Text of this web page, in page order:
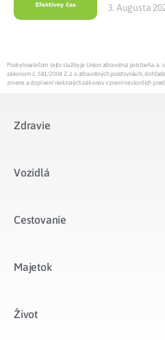
3. Augusta
Poskytovateľom tejto služby je Union zdravotná poisťovňa, a.
zákonom č. 581/2004 Z.z. o zdravotných poisťovniach,
zmene a doplnení niektorých zákonov v znení neskorších
Zdravie
Vozidlá​
Cestovanie
Majetok​
Život​